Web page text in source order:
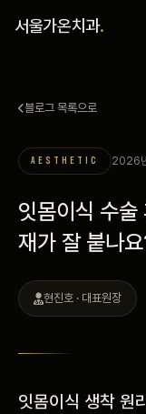
서울가온치과.
커뮤니티
의료진
안내
블로그 목록으로
AESTHETIC 2026
잇몸이식 수
재가 잘 붙나
현진호 · 대표원장
잇몸이식 생착 원